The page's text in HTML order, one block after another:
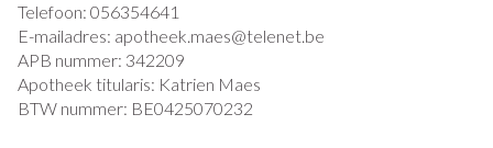
Telefoon: 056354641
E-mailadres: apotheek.maes@telenet.be
APB nummer: 342209
Apotheek titularis: Katrien Maes
BTW nummer: BE0425070232